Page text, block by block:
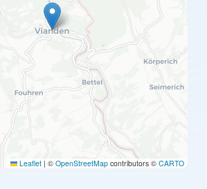
Leaflet | © OpenStreetMap contributors © CARTO